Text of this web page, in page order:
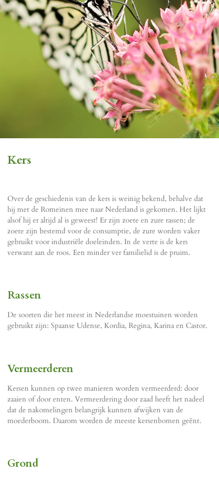
Kers
Over de geschiedenis van de kers is weinig bekend, behalve dat
hij met de Romeinen mee naar Nederland is gekomen. Het lijkt
alsof hij er altijd al is geweest! Er zijn zoete en zure rassen; de
zoete zijn bestemd voor de consumptie, de zure worden vaker
gebruikt voor industriële doeleinden. In de verte is de kers
verwant aan de roos. Een minder ver familielid is de pruim.
Rassen
De soorten die het meest in Nederlandse moestuinen worden
gebruikt zijn: Spaanse Udense, Kordia, Regina, Karina en Castor.
Vermeerderen
Kersen kunnen op twee manieren worden vermeerderd: door
zaaien of door enten. Vermeerdering door zaad heeft het nadeel
dat de nakomelingen belangrijk kunnen afwijken van de
moederboom. Daarom worden de meeste kersenbomen geënt.
Grond